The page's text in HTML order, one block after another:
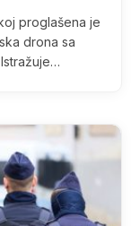
proglašena je
drona sa